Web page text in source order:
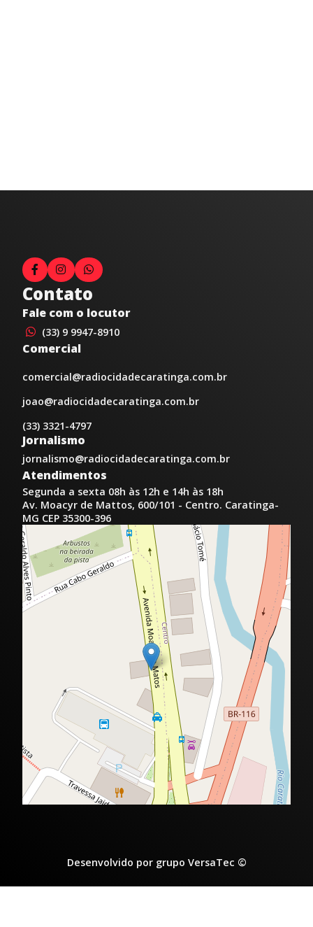
Contato
Fale com o locutor
(33) 9 9947-8910
Comercial
comercial@radiocidadecaratinga.com.br
joao@radiocidadecaratinga.com.br
(33) 3321-4797
Jornalismo
jornalismo@radiocidadecaratinga.com.br
Atendimentos
Segunda a sexta 08h às 12h e 14h às 18h
Av. Moacyr de Mattos, 600/101 - Centro. Caratinga-
MG CEP 35300-396
Desenvolvido por grupo VersaTec ©